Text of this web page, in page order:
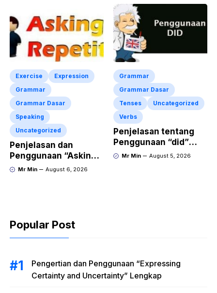
Exercise
Expression
Grammar
Grammar Dasar
Speaking
Uncategorized
Penjelasan dan
Penggunaan “Asking
for Repetition”
Mr Min August 6, 2026
Grammar
Grammar Dasar
Tenses
Uncategorized
Verbs
Penjelasan tentang
Penggunaan “did”
dalam Kalimat Simple
Mr Min August 5, 2026
Popular Post
Pengertian dan Penggunaan “Expressing
Certainty and Uncertainty” Lengkap